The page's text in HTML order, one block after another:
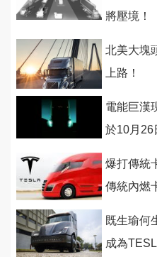
將壓境！
北美大塊
上路！
電能巨漢
於10月26
爆打傳統
傳統內燃
既生瑜何
成為